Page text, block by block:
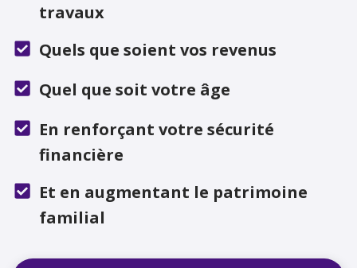
travaux
Quels que soient vos revenus
Quel que soit votre âge
En renforçant votre sécurité
financière
Et en augmentant le patrimoine
familial